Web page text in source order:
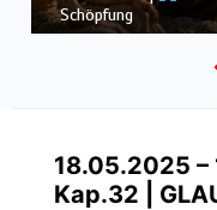
18.05.2025 –
Kap.32 |